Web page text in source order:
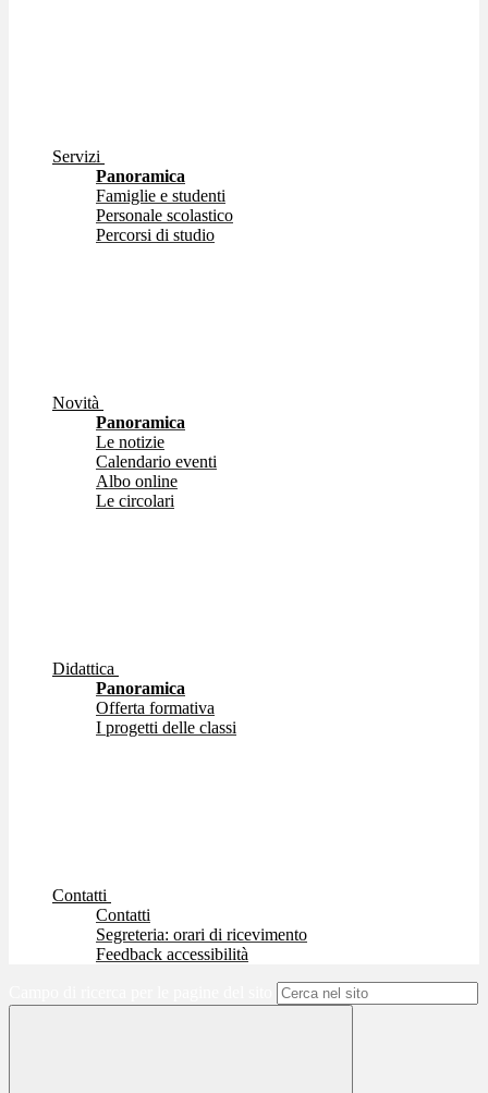
Servizi
Panoramica
Famiglie e studenti
Personale scolastico
Percorsi di studio
Novità
Panoramica
Le notizie
Calendario eventi
Albo online
Le circolari
Didattica
Panoramica
Offerta formativa
I progetti delle classi
Contatti
Contatti
Segreteria: orari di ricevimento
Feedback accessibilità